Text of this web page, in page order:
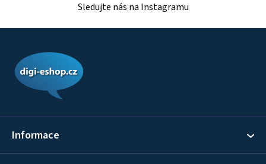
Sledujte nás na Instagramu
Informace